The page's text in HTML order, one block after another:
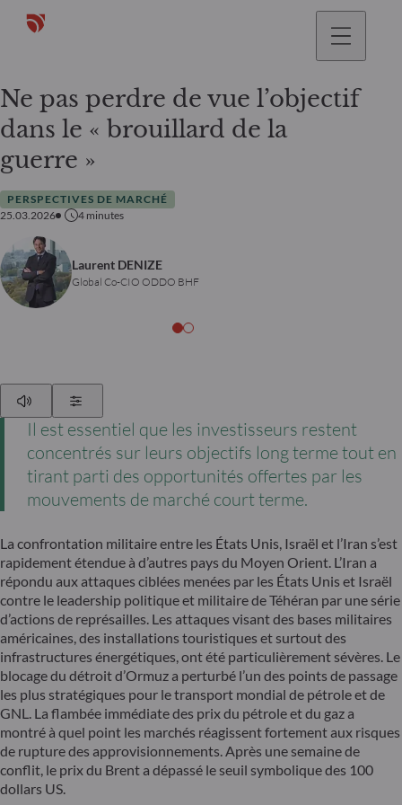
Ne pas perdre de vue l’objectif
dans le « brouillard de la
guerre »
PERSPECTIVES DE MARCHÉ
25.03.2026
4 minutes
Laurent DENIZE
Global Co-CIO ODDO BHF
Il est essentiel que les investisseurs restent
concentrés sur leurs objectifs long terme tout en
tirant parti des opportunités offertes par les
mouvements de marché court terme.
La confrontation militaire entre les États Unis, Israël et l’Iran s’est
rapidement étendue à d’autres pays du Moyen Orient. L’Iran a
répondu aux attaques ciblées menées par les États Unis et Israël
contre le leadership politique et militaire de Téhéran par une série
d’actions de représailles. Les attaques visant des bases militaires
américaines, des installations touristiques et surtout des
infrastructures énergétiques, ont été particulièrement sévères. Le
blocage du détroit d’Ormuz a perturbé l’un des points de passage
les plus stratégiques pour le transport mondial de pétrole et de
GNL. La flambée immédiate des prix du pétrole et du gaz a
montré à quel point les marchés réagissent fortement aux risques
de rupture des approvisionnements. Après une semaine de
conflit, le prix du Brent a dépassé le seuil symbolique des 100
dollars US.